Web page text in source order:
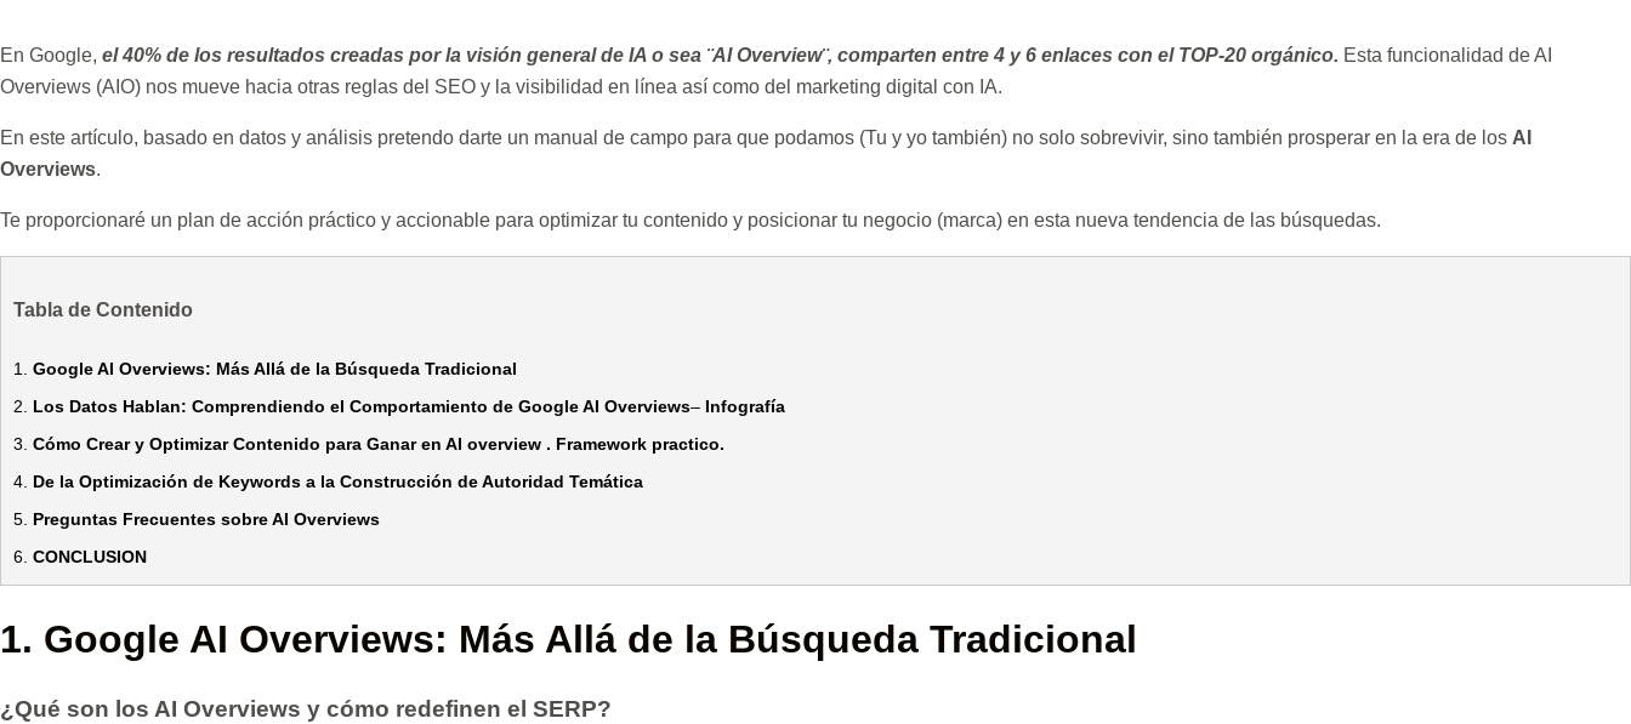
En Google, el 40% de los resultados creadas por la visión general de IA o sea ¨AI Overview¨, comparten entre 4 y 6 enlaces con el TOP-20 orgánico. Esta funcionalidad de AI
Overviews (AIO) nos mueve hacia otras reglas del SEO y la visibilidad en línea así como del marketing digital con IA.
En este artículo, basado en datos y análisis pretendo darte un manual de campo para que podamos (Tu y yo también) no solo sobrevivir, sino también prosperar en la era de los AI
Overviews.
Te proporcionaré un plan de acción práctico y accionable para optimizar tu contenido y posicionar tu negocio (marca) en esta nueva tendencia de las búsquedas.
Tabla de Contenido
1. Google AI Overviews: Más Allá de la Búsqueda Tradicional
2. Los Datos Hablan: Comprendiendo el Comportamiento de Google AI Overviews– Infografía
3. Cómo Crear y Optimizar Contenido para Ganar en AI overview . Framework practico.
4. De la Optimización de Keywords a la Construcción de Autoridad Temática
5. Preguntas Frecuentes sobre AI Overviews
6. CONCLUSION
1. Google AI Overviews: Más Allá de la Búsqueda Tradicional
¿Qué son los AI Overviews y cómo redefinen el SERP?